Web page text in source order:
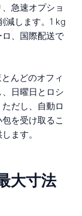
急速オプショ
減します。1 kg
、国際配送で
んどのオフィ
日曜日とロシ
だし、自動ロ
を受け取るこ
ます。
大寸法